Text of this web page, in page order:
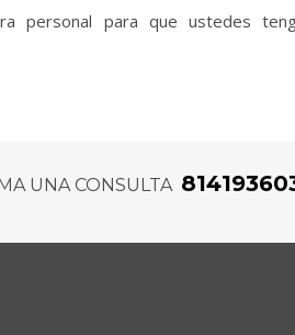
personal para que ustedes
UNA CONSULTA